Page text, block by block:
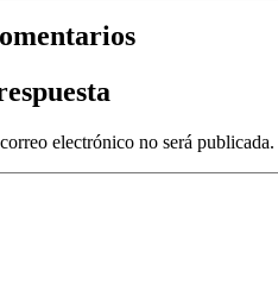
electrónico no será publicada.